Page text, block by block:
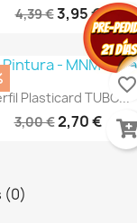
4,39 €3,95 €
Plasticard TUBO...
3,00 €2,70 €
favorite_border
(0)